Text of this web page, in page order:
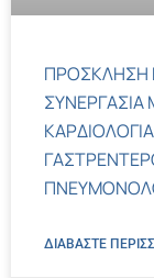
ΠΡΟΣΚΛΗΣΗ
ΣΥΝΕΡΓΑΣΙΑ
ΔΙΑΒΑΣΤΕ